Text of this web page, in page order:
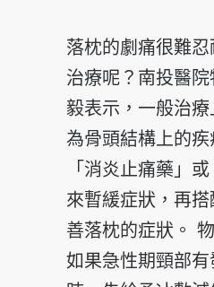
落枕的劇痛很難
治療呢？南投醫
毅表示，一般治
為骨頭結構上的
「消炎止痛藥」
來暫緩症狀，再
善落枕的症狀。
如果急性期頸部